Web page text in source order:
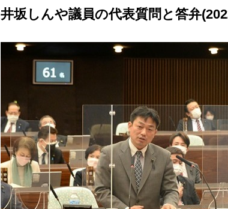
井坂しんや議員の代表質問と答弁